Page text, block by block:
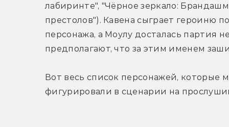
лабиринте", "Чёрное зеркало:
престолов"). Кавена сыграет героиню
персонажа, а Моулу досталась партия
предполагают, что за этим именем
Вот весь список персонажей, которые
фигурировали в сценарии на